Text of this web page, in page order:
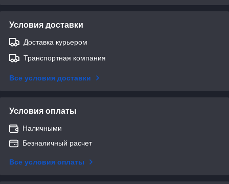
Условия доставки
Доставка курьером
Транспортная компания
Все условия доставки
Условия оплаты
Наличными
Безналичный расчет
Все условия оплаты